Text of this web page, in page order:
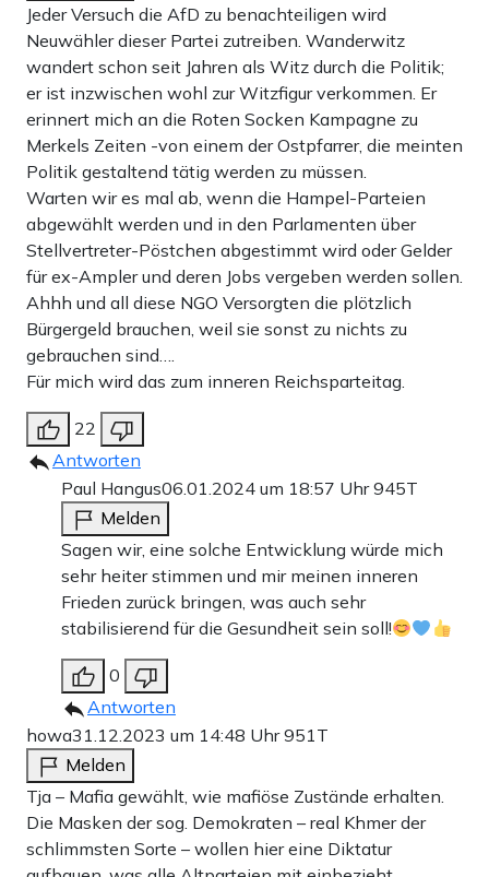
Jeder Versuch die AfD zu benachteiligen wird
Neuwähler dieser Partei zutreiben. Wanderwitz
wandert schon seit Jahren als Witz durch die Politik;
er ist inzwischen wohl zur Witzfigur verkommen. Er
erinnert mich an die Roten Socken Kampagne zu
Merkels Zeiten -von einem der Ostpfarrer, die meinten
Politik gestaltend tätig werden zu müssen.
Warten wir es mal ab, wenn die Hampel-Parteien
abgewählt werden und in den Parlamenten über
Stellvertreter-Pöstchen abgestimmt wird oder Gelder
für ex-Ampler und deren Jobs vergeben werden sollen.
Ahhh und all diese NGO Versorgten die plötzlich
Bürgergeld brauchen, weil sie sonst zu nichts zu
gebrauchen sind….
Für mich wird das zum inneren Reichsparteitag.
22
Antworten
Paul Hangus06.01.2024 um 18:57 Uhr945T
Melden
Sagen wir, eine solche Entwicklung würde mich
sehr heiter stimmen und mir meinen inneren
Frieden zurück bringen, was auch sehr
stabilisierend für die Gesundheit sein soll!
0
Antworten
howa31.12.2023 um 14:48 Uhr951T
Melden
Tja – Mafia gewählt, wie mafiöse Zustände erhalten.
Die Masken der sog. Demokraten – real Khmer der
schlimmsten Sorte – wollen hier eine Diktatur